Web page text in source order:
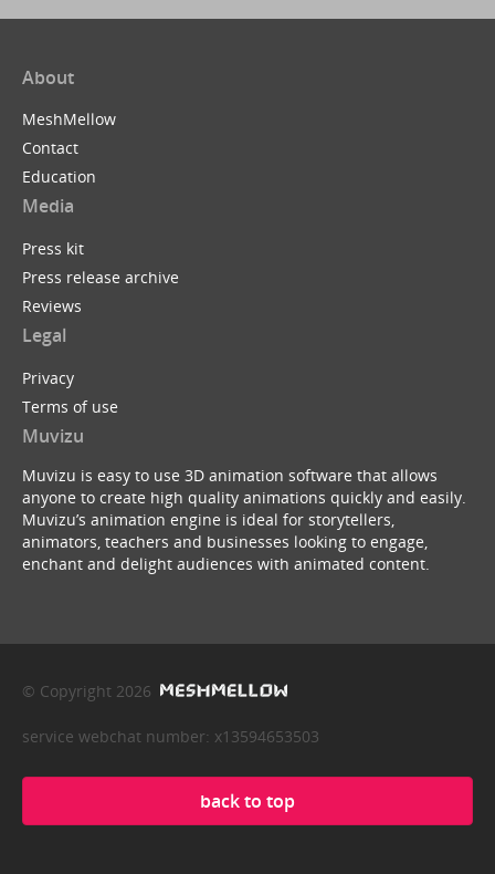
About
MeshMellow
Contact
Education
Media
Press kit
Press release archive
Reviews
Legal
Privacy
Terms of use
Muvizu
Muvizu is easy to use 3D animation software that allows
anyone to create high quality animations quickly and easily.
Muvizu’s animation engine is ideal for storytellers,
animators, teachers and businesses looking to engage,
enchant and delight audiences with animated content.
© Copyright 2026
service webchat number: x13594653503
back to top